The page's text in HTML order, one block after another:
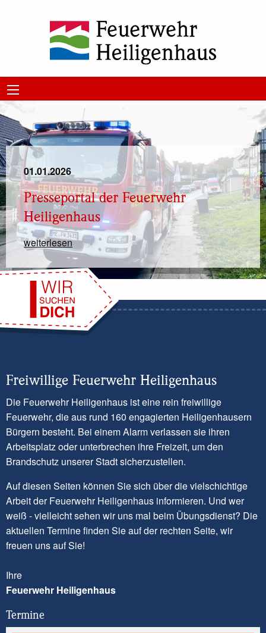
01.01.2026
Presseportal der Feuerwehr
Heiligenhaus
weiterlesen
Freiwillige Feuerwehr Heiligenhaus
Die Feuerwehr Heiligenhaus ist eine rein freiwillige
Feuerwehr, die aus rund 160 engagierten Heiligenhausern
Bürgern besteht. Bei einem Alarm verlassen sie ihren
Arbeitsplatz oder unterbrechen ihre Freizeit, um den
Brandschutz unserer Stadt sicherzustellen.
Auf diesen Seiten können Sie sich über die vielschichtige
Arbeit der Feuerwehr Heiligenhaus informieren. Und wer
weiß - vielleicht sehen wir uns mal beim Übungsdienst? Die
aktuellen Termine finden Sie auf der rechten Seite, wir
freuen uns auf Sie!
Ihre
Feuerwehr Heiligenhaus
Termine